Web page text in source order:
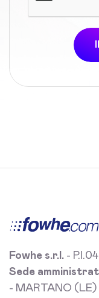
Fowhe s.r.l. -
Sede
- MARTANO (LE)